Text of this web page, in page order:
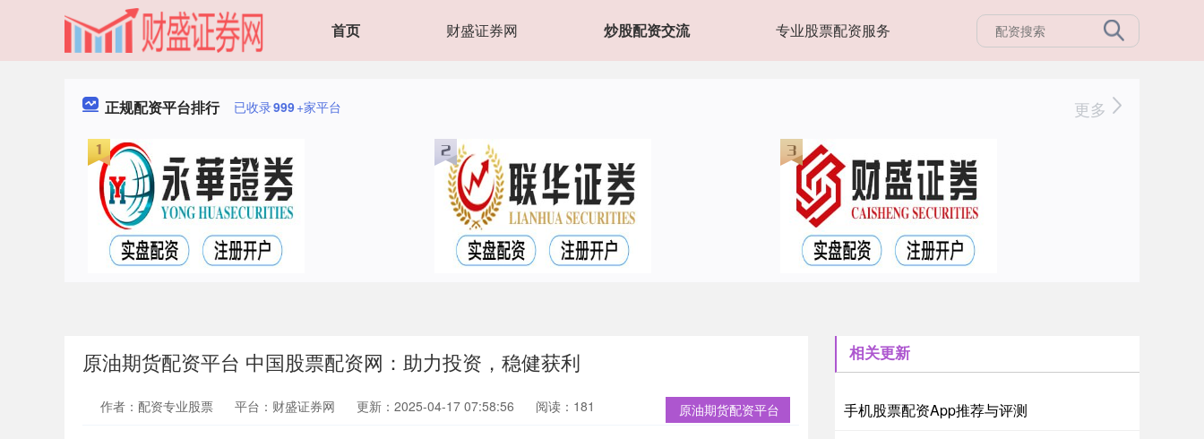
首页 财盛证券网 炒股配资交流 专业股票配资服务
正规配资平台排行 已收录999+家平台 更多
原油期货配资平台 中国股票配资网：助力投资，稳健获利
原油期货配资平台
作者：配资专业股票 平台：财盛证券网 更新：2025-04-17 07:58:56 阅读：181
相关更新
手机股票配资App推荐与评测